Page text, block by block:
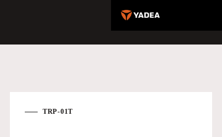
TRP-01T